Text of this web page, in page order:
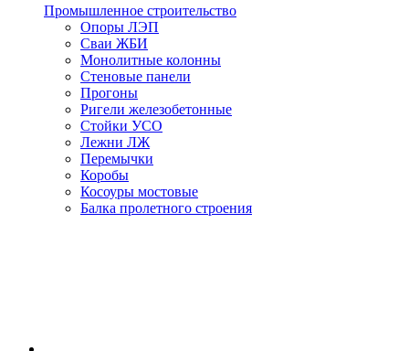
Промышленное строительство
Опоры ЛЭП
Сваи ЖБИ
Монолитные колонны
Стеновые панели
Прогоны
Ригели железобетонные
Стойки УСО
Лежни ЛЖ
Перемычки
Коробы
Косоуры мостовые
Балка пролетного строения